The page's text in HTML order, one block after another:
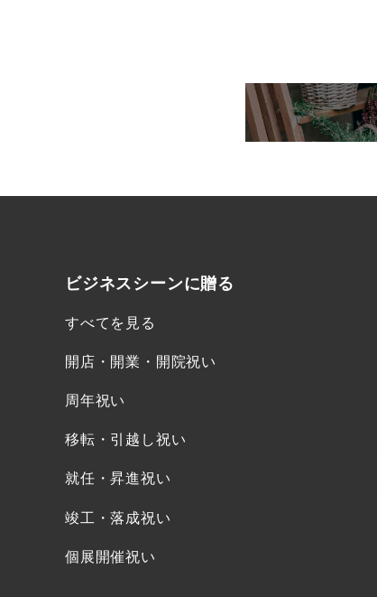
ビジネスシーンに贈る
すべてを見る
開店・開業・開院祝い
周年祝い
移転・引越し祝い
就任・昇進祝い
竣工・落成祝い
個展開催祝い